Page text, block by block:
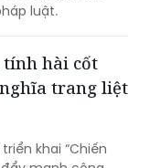
hài cốt
khai “Chiến
mạnh công
và xác định danh
thiếu thông tin”.